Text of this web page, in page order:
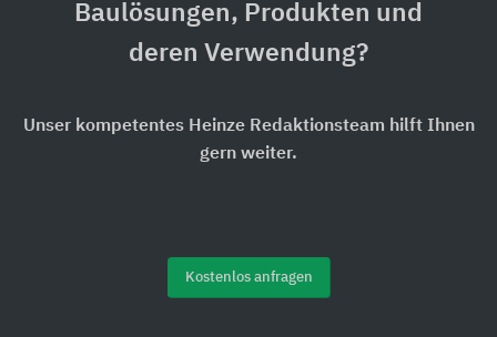
Baulösungen, Produkten und
deren Verwendung?
Unser kompetentes Heinze Redaktionsteam hilft Ihnen
gern weiter.
Kostenlos anfragen